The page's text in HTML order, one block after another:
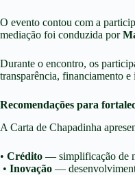
O evento contou com a
mediação foi conduzida por
Durante o encontro, os
transparência, financiamento
Recomendações para
A Carta de Chapadinha
• Crédito — simplificação de
• Inovação —